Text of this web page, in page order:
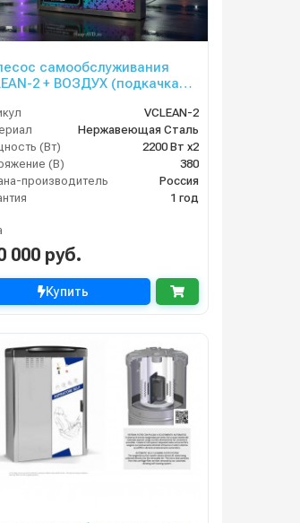
самообслуживания
2 + ВОЗДУХ (подкачка
VCLEAN-2
Нержавеющая Сталь
(Вт)
2200 Вт x2
(В)
380
производитель
Россия
1 год
000 руб.
Купить